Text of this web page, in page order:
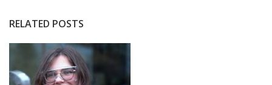
RELATED POSTS